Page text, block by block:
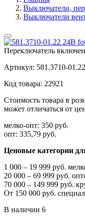
Выключатели,
Выключатели
Переключатель
Артикул: 581.3710-
Код товара: 22921
Стоимость товара в
может отличаться от
мелко-опт: 350 руб.
опт: 335,79 руб.
Ценовые категории
1 000 – 19 999 руб.
20 000 – 69 999 руб.
70 000 – 149 999 руб.
От 150 000 руб.
В наличии 6